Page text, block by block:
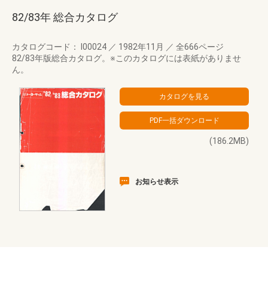
82/83年 総合カタログ
カタログコード： I00024 ／ 1982年11月 ／ 全666ページ
82/83年版総合カタログ。※このカタログには表紙がありませ
ん。
(186.2MB)
お知らせ表示